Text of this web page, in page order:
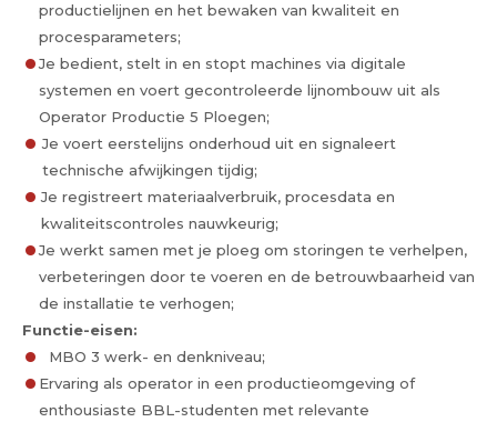
productielijnen en het bewaken van kwaliteit en
procesparameters;
Je bedient, stelt in en stopt machines via digitale
systemen en voert gecontroleerde lijnombouw uit als
Operator Productie 5 Ploegen;
Je voert eerstelijns onderhoud uit en signaleert
technische afwijkingen tijdig;
Je registreert materiaalverbruik, procesdata en
kwaliteitscontroles nauwkeurig;
Je werkt samen met je ploeg om storingen te verhelpen,
verbeteringen door te voeren en de betrouwbaarheid van
de installatie te verhogen;
Functie-eisen:
MBO 3 werk- en denkniveau;
Ervaring als operator in een productieomgeving of
enthousiaste BBL-studenten met relevante